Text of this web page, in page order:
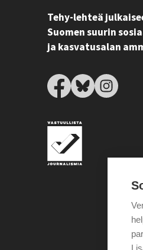
Tehy-lehteä
Suomen suurin
ja kasvatusalan